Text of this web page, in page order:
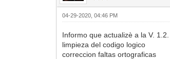
04-29-2020, 04:46 PM
Informo que actualizè a la V. 1.2.
limpieza del codigo logico
correccion faltas ortograficas